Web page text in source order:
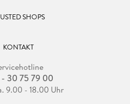
SHOPS
KONTAKT
30 75 79 00
9.00 - 18.00 Uhr